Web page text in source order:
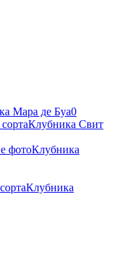
Мара де Буа0
Клубника Свит
Клубника
Клубника